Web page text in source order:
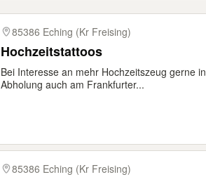
85386 Eching (Kr Freising)
Hochzeitstattoos
Bei Interesse an mehr Hochzeitszeug gerne
Abholung auch am Frankfurter...
85386 Eching (Kr Freising)